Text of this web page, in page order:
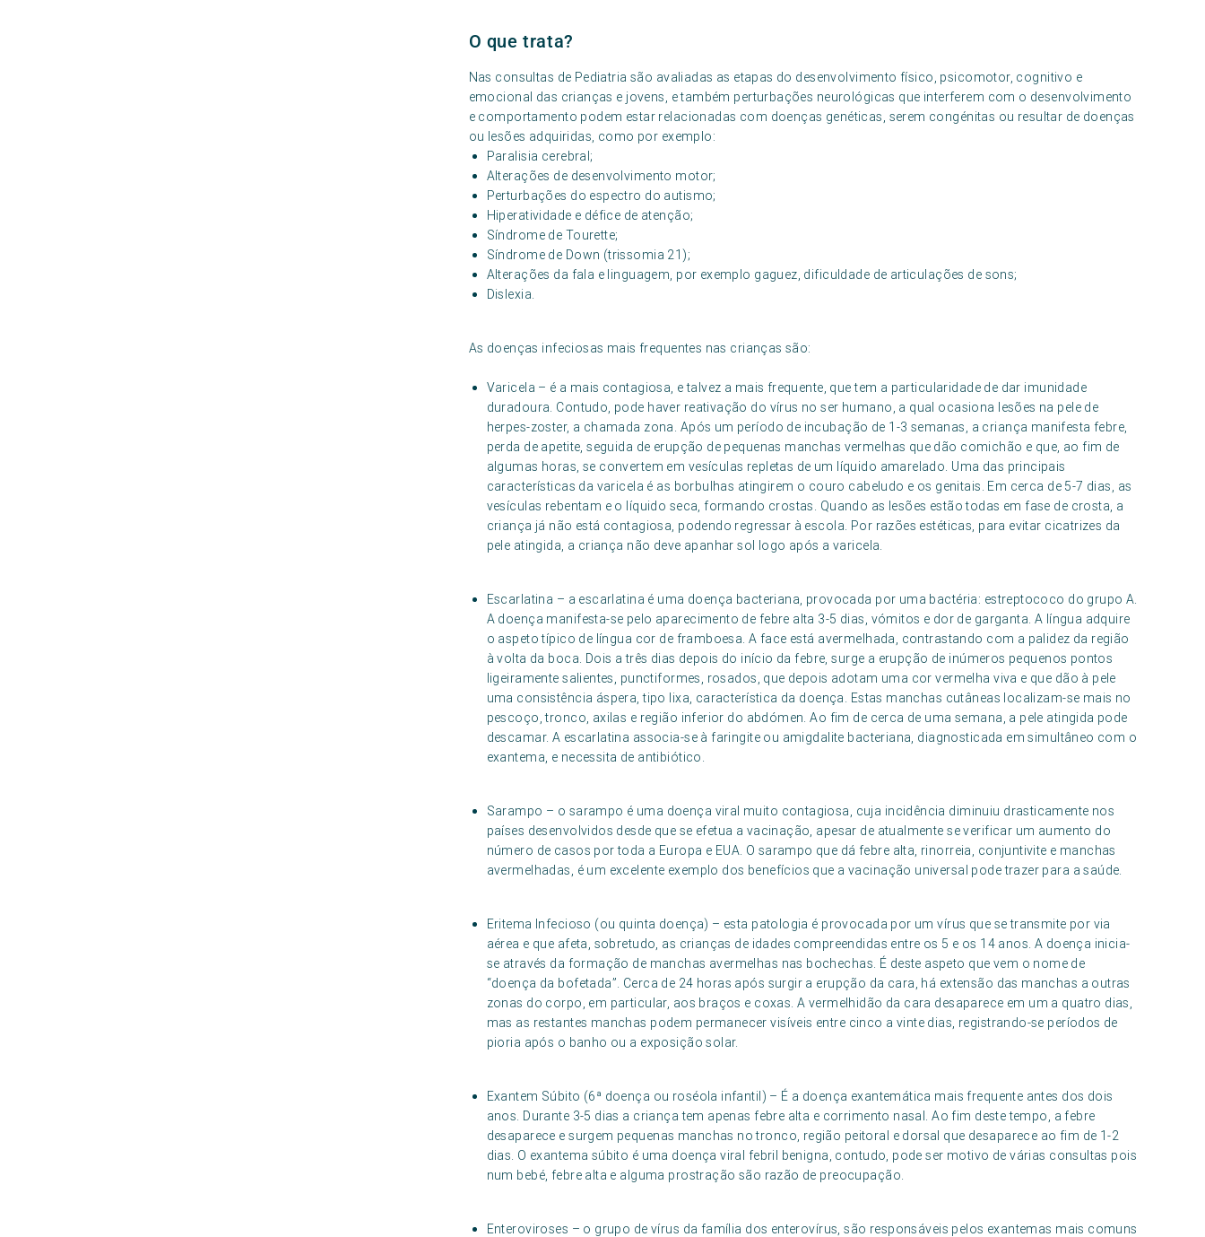
O que trata?
Nas consultas de Pediatria são avaliadas as etapas do desenvolvimento físico, psicomotor, cognitivo e
emocional das crianças e jovens, e também perturbações neurológicas que interferem com o desenvolvimento
e comportamento podem estar relacionadas com doenças genéticas, serem congénitas ou resultar de doenças
ou lesões adquiridas, como por exemplo:
Paralisia cerebral;
Alterações de desenvolvimento motor;
Perturbações do espectro do autismo;
Hiperatividade e défice de atenção;
Síndrome de Tourette;
Síndrome de Down (trissomia 21);
Alterações da fala e linguagem, por exemplo gaguez, dificuldade de articulações de sons;
Dislexia.
As doenças infeciosas mais frequentes nas crianças são:
Varicela – é a mais contagiosa, e talvez a mais frequente, que tem a particularidade de dar imunidade
duradoura. Contudo, pode haver reativação do vírus no ser humano, a qual ocasiona lesões na pele de
herpes-zoster, a chamada zona. Após um período de incubação de 1-3 semanas, a criança manifesta febre,
perda de apetite, seguida de erupção de pequenas manchas vermelhas que dão comichão e que, ao fim de
algumas horas, se convertem em vesículas repletas de um líquido amarelado. Uma das principais
características da varicela é as borbulhas atingirem o couro cabeludo e os genitais. Em cerca de 5-7 dias, as
vesículas rebentam e o líquido seca, formando crostas. Quando as lesões estão todas em fase de crosta, a
criança já não está contagiosa, podendo regressar à escola. Por razões estéticas, para evitar cicatrizes da
pele atingida, a criança não deve apanhar sol logo após a varicela.
Escarlatina – a escarlatina é uma doença bacteriana, provocada por uma bactéria: estreptococo do grupo A.
A doença manifesta-se pelo aparecimento de febre alta 3-5 dias, vómitos e dor de garganta. A língua adquire
o aspeto típico de língua cor de framboesa. A face está avermelhada, contrastando com a palidez da região
à volta da boca. Dois a três dias depois do início da febre, surge a erupção de inúmeros pequenos pontos
ligeiramente salientes, punctiformes, rosados, que depois adotam uma cor vermelha viva e que dão à pele
uma consistência áspera, tipo lixa, característica da doença. Estas manchas cutâneas localizam-se mais no
pescoço, tronco, axilas e região inferior do abdómen. Ao fim de cerca de uma semana, a pele atingida pode
descamar. A escarlatina associa-se à faringite ou amigdalite bacteriana, diagnosticada em simultâneo com o
exantema, e necessita de antibiótico.
Sarampo – o sarampo é uma doença viral muito contagiosa, cuja incidência diminuiu drasticamente nos
países desenvolvidos desde que se efetua a vacinação, apesar de atualmente se verificar um aumento do
número de casos por toda a Europa e EUA. O sarampo que dá febre alta, rinorreia, conjuntivite e manchas
avermelhadas, é um excelente exemplo dos benefícios que a vacinação universal pode trazer para a saúde.
Eritema Infecioso (ou quinta doença) – esta patologia é provocada por um vírus que se transmite por via
aérea e que afeta, sobretudo, as crianças de idades compreendidas entre os 5 e os 14 anos. A doença inicia-
se através da formação de manchas avermelhas nas bochechas. É deste aspeto que vem o nome de
“doença da bofetada”. Cerca de 24 horas após surgir a erupção da cara, há extensão das manchas a outras
zonas do corpo, em particular, aos braços e coxas. A vermelhidão da cara desaparece em um a quatro dias,
mas as restantes manchas podem permanecer visíveis entre cinco a vinte dias, registrando-se períodos de
pioria após o banho ou a exposição solar.
Exantem Súbito (6ª doença ou roséola infantil) – É a doença exantemática mais frequente antes dos dois
anos. Durante 3-5 dias a criança tem apenas febre alta e corrimento nasal. Ao fim deste tempo, a febre
desaparece e surgem pequenas manchas no tronco, região peitoral e dorsal que desaparece ao fim de 1-2
dias. O exantema súbito é uma doença viral febril benigna, contudo, pode ser motivo de várias consultas pois
num bebé, febre alta e alguma prostração são razão de preocupação.
Enteroviroses – o grupo de vírus da família dos enterovírus, são responsáveis pelos exantemas mais comuns